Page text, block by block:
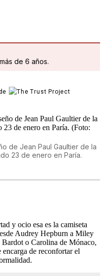
de 6 años.
de Jean Paul Gaultier de la
23 de enero en Paría.
y ocio esa es la camiseta
Audrey Hepburn a Miley
o Carolina de Mónaco,
de reconfortar el